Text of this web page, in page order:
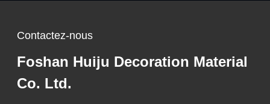
Contactez-nous
Foshan Huiju Decoration Material
Co. Ltd.